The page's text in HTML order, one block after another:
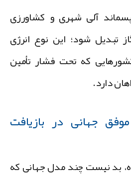
آلی شهری و کشاورزی
تبدیل شود؛ این نوع انرژی
که تحت فشار تأمین
دارد.
جهانی در بازیافت
نیست چند مدل جهانی که